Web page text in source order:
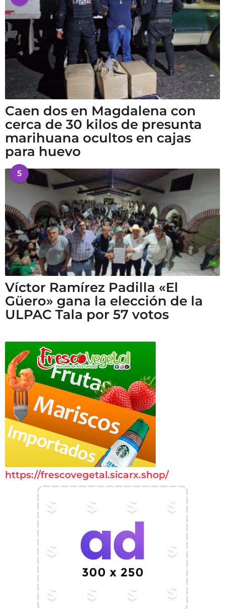
Caen dos en Magdalena con
cerca de 30 kilos de presunta
marihuana ocultos en cajas
para huevo
5
Víctor Ramírez Padilla «El
Güero» gana la elección de la
ULPAC Tala por 57 votos
https://frescovegetal.sicarx.shop/